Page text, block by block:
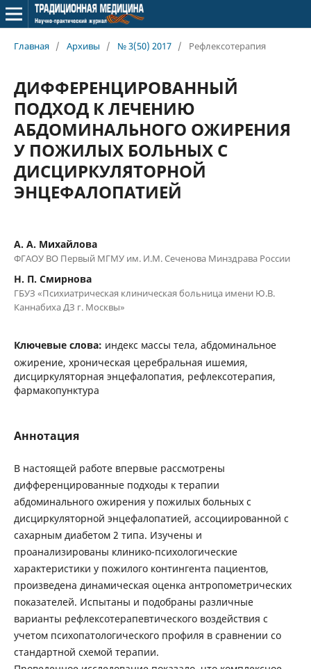
Главная / Архивы / № 3(50) 2017 / Рефлексотерапия
ДИФФЕРЕНЦИРОВАННЫЙ
ПОДХОД К ЛЕЧЕНИЮ
АБДОМИНАЛЬНОГО ОЖИРЕНИЯ
У ПОЖИЛЫХ БОЛЬНЫХ С
ДИСЦИРКУЛЯТОРНОЙ
ЭНЦЕФАЛОПАТИЕЙ
А. А. Михайлова
ФГАОУ ВО Первый МГМУ им. И.М. Сеченова Минздрава России
Н. П. Смирнова
ГБУЗ «Психиатрическая клиническая больница имени Ю.В.
Каннабиха ДЗ г. Москвы»
Ключевые слова: индекс массы тела, абдоминальное
ожирение, хроническая церебральная ишемия,
дисциркуляторная энцефалопатия, рефлексотерапия,
фармакопунктура
Аннотация
В настоящей работе впервые рассмотрены
дифференцированные подходы к терапии
абдоминального ожирения у пожилых больных с
дисциркуляторной энцефалопатией, ассоциированной с
сахарным диабетом 2 типа. Изучены и
проанализированы клинико-психологические
характеристики у пожилого контингента пациентов,
произведена динамическая оценка антропометрических
показателей. Испытаны и подобраны различные
варианты рефлексотерапевтического воздействия с
учетом психопатологического профиля в сравнении со
стандартной схемой терапии.